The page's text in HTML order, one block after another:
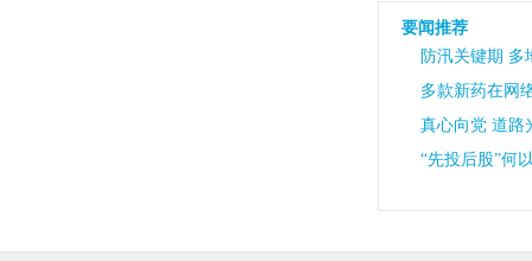
要闻推荐
防汛关键期 多
多款新药在网
真心向党 道
“先投后股”何